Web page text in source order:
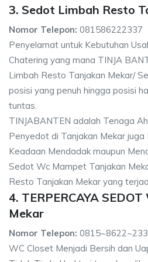
3. Sedot Limbah Resto
Nomor Telepon: 081586222337
Penyelamat untuk Kebutuhan
Chatering yang mana TINJA
Limbah Resto Tanjakan Mekar/
posisi yang penuh hingga posisi
tuntas.
TINJABANTEN adalah Tenaga
Penyedot di Tanjakan Mekar juga
Keadaan Mendadak maupun
Sedot Wc Mampet Tanjakan
Resto Tanjakan Mekar yang
4. TERPERCAYA
Mekar
Nomor Telepon:
WC Closet Menjadi Bersih dan